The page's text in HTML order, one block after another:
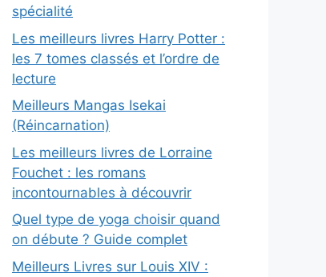
spécialité
Les meilleurs livres Harry Potter :
les 7 tomes classés et l’ordre de
lecture
Meilleurs Mangas Isekai
(Réincarnation)
Les meilleurs livres de Lorraine
Fouchet : les romans
incontournables à découvrir
Quel type de yoga choisir quand
on débute ? Guide complet
Meilleurs Livres sur Louis XIV :